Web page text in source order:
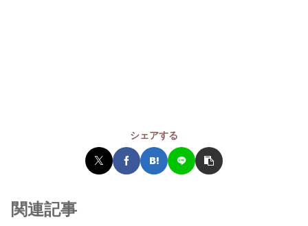
シェアする
関連記事